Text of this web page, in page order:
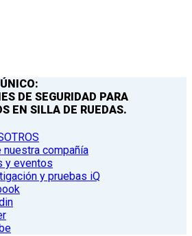
DE SEGURIDAD PARA
EN SILLA DE RUEDAS.
nuestra compañía
y eventos
y pruebas iQ